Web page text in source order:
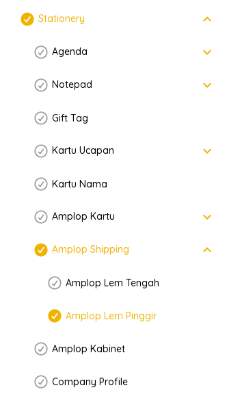
Stationery keyboard_arrow_down
Agenda keyboard_arrow_down
Notepad keyboard_arrow_down
Gift Tag
Kartu Ucapan keyboard_arrow_down
Kartu Nama
Amplop Kartu keyboard_arrow_down
Amplop Shipping keyboard_arrow_down
Amplop Lem Tengah
Amplop Lem Pinggir
Amplop Kabinet
Company Profile